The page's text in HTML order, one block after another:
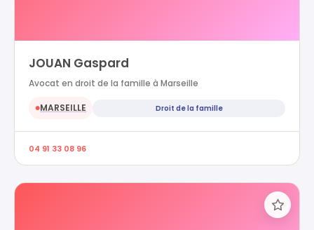
JOUAN Gaspard
Avocat en droit de la famille à Marseille
●MARSEILLE Droit de la famille
04 91 33 08 96